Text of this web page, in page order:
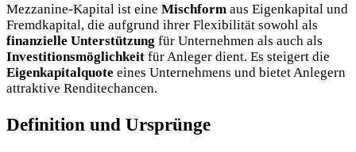
Mezzanine-Kapital ist eine Mischform aus Eigenkapital und
Fremdkapital, die aufgrund ihrer Flexibilität sowohl als
finanzielle Unterstützung für Unternehmen als auch als
Investitionsmöglichkeit für Anleger dient. Es steigert die
Eigenkapitalquote eines Unternehmens und bietet Anlegern
attraktive Renditechancen.
Definition und Ursprünge